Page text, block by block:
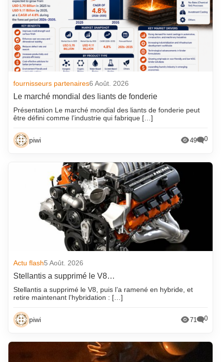
fournisseurs partenaires6 Août. 2026
Le marché mondial des liants de fonderie
Présentation Le marché mondial des liants de fonderie peut
être défini comme l’industrie qui fabrique […]
piwi 49 0
Actu flash5 Août. 2026
Stellantis a supprimé le V8…
Stellantis a supprimé le V8, puis l’a ramené en hybride, et
retire maintenant l’hybridation : […]
piwi 71 0